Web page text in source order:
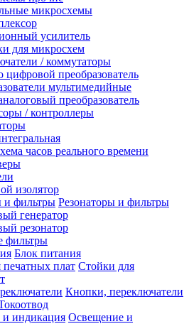
микросхемы
усилитель
для микросхем
/ коммутаторы
цифровой преобразователь
мультимедийные
преобразователь
/ контроллеры
часов реального времени
изолятор
Резонаторы и фильтры
генератор
резонатор
фильтры
Блок питания
Стойки для
Кнопки, переключатели
Освещение и